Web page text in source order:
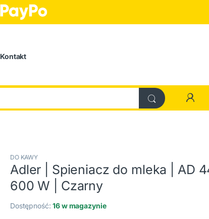
Kontakt
DO KAWY
Adler | Spieniacz do mleka | AD
600 W | Czarny
Dostępność:16 w magazynie